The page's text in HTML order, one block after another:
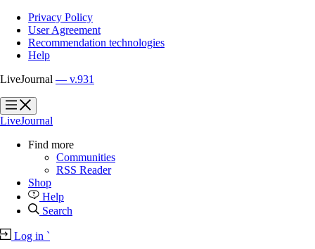
Privacy Policy
User Agreement
Recommendation technologies
Help
LiveJournal — v.931
?
?
LiveJournal
Find more
Communities
RSS Reader
Shop
Help
Search
Log in `